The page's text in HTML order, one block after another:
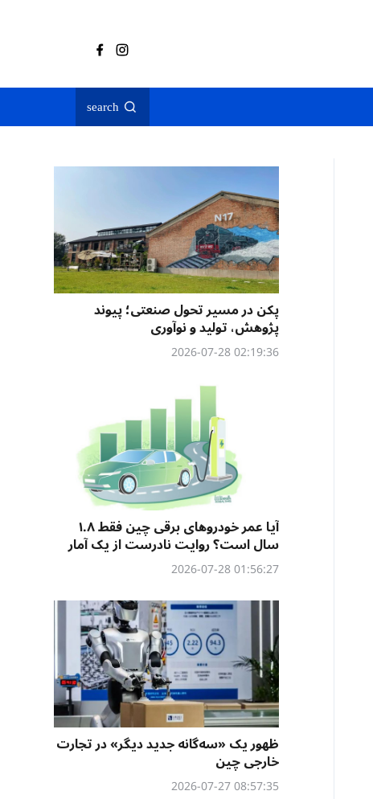
search
پکن در مسیر تحول صنعتی؛ پیوند
پژوهش، تولید و نوآوری
02:19:36 2026-07-28
آیا عمر خودروهای برقی چین فقط ۱.۸
سال است؟ روایت نادرست از یک آمار
01:56:27 2026-07-28
ظهور یک «سه‌گانه جدید دیگر» در تجارت
خارجی چین
08:57:35 2026-07-27